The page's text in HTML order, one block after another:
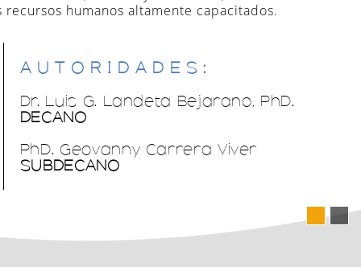
humanos altamente capacitados.
AUTORIDADES:
Dr. Luis G. Landeta Bejarano, PhD.
DECANO
PhD. Geovanny Carrera Viver
SUBDECANO
de la